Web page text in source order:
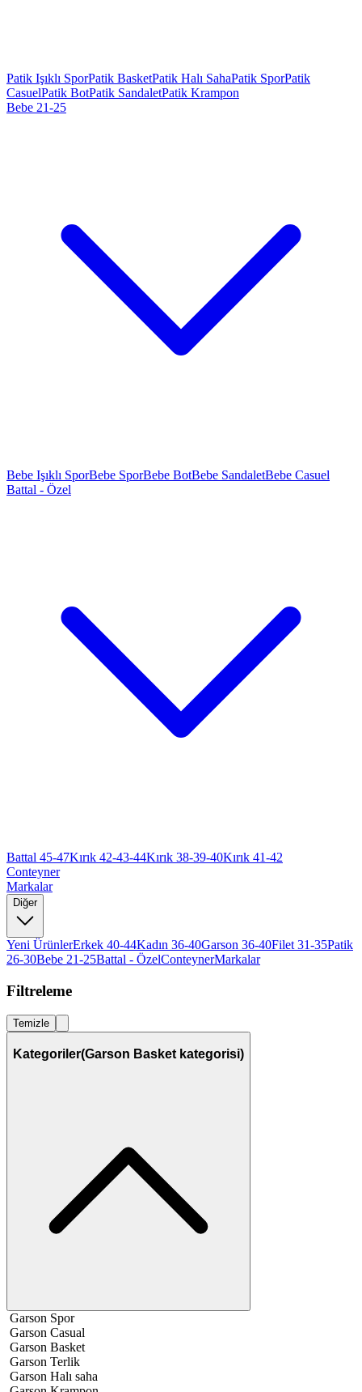
Patik Işıklı SporPatik BasketPatik Halı SahaPatik SporPatik
CasuelPatik BotPatik SandaletPatik Krampon
Bebe 21-25
Bebe Işıklı SporBebe SporBebe BotBebe SandaletBebe Casuel
Battal - Özel
Battal 45-47Kırık 42-43-44Kırık 38-39-40Kırık 41-42
Conteyner
Markalar
Diğer
Yeni ÜrünlerErkek 40-44Kadın 36-40Garson 36-40Filet 31-35Patik
26-30Bebe 21-25Battal - ÖzelConteynerMarkalar
Filtreleme
Temizle
Kategoriler(Garson Basket kategorisi)
Garson Spor
Garson Casual
Garson Basket
Garson Terlik
Garson Halı saha